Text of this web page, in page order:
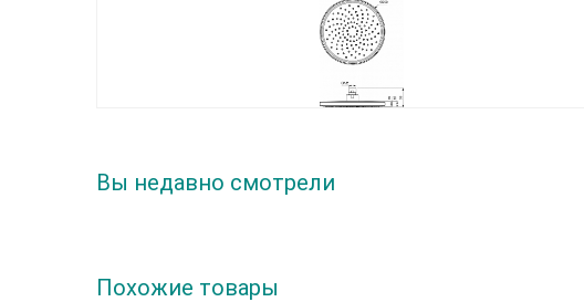
Вы недавно смотрели
Похожие товары